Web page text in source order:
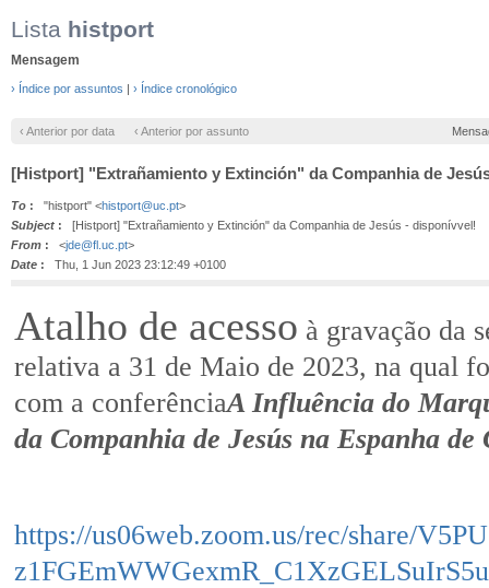
Lista histport
Mensagem
› Índice por assuntos | › Índice cronológico
‹ Anterior por data ‹ Anterior por assunto
[Histport] "Extrañamiento y Extinción" da Companhia de
To : "histport" <histport@uc.pt>
Subject : [Histport] "Extrañamiento y Extinción" da Companhia de Jesús - disponívvel!
From : <jde@fl.uc.pt>
Date : Thu, 1 Jun 2023 23:12:49 +0100
Atalho de acesso à gravação da
relativa a 31 de Maio de 2023, na qual
com a conferênciaA Influência do
da Companhia de Jesús na Espanha
https://us06web.zoom.us/rec/share/